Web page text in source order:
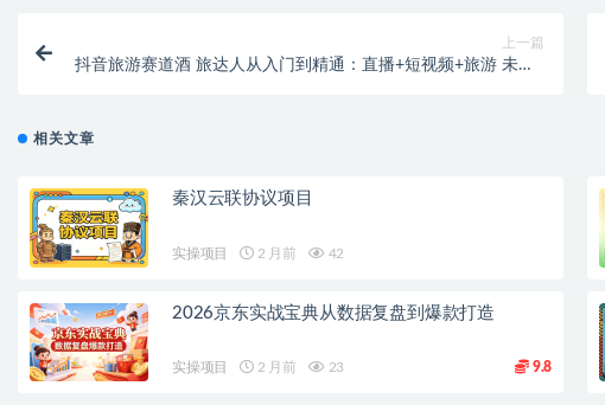
上一篇
抖音旅游赛道酒 旅达人从入门到精通：直播+短视频+旅游 未来5
相关文章
秦汉云联协议项目
实操项目 2 月前 42
2026京东实战宝典从数据复盘到爆款打造
实操项目 2 月前 23 9.8